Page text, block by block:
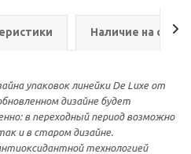
Наличие на
упаковок линейки De Luxe от
дизайне будет
в переходный период возможно
и в старом дизайне.
технологией